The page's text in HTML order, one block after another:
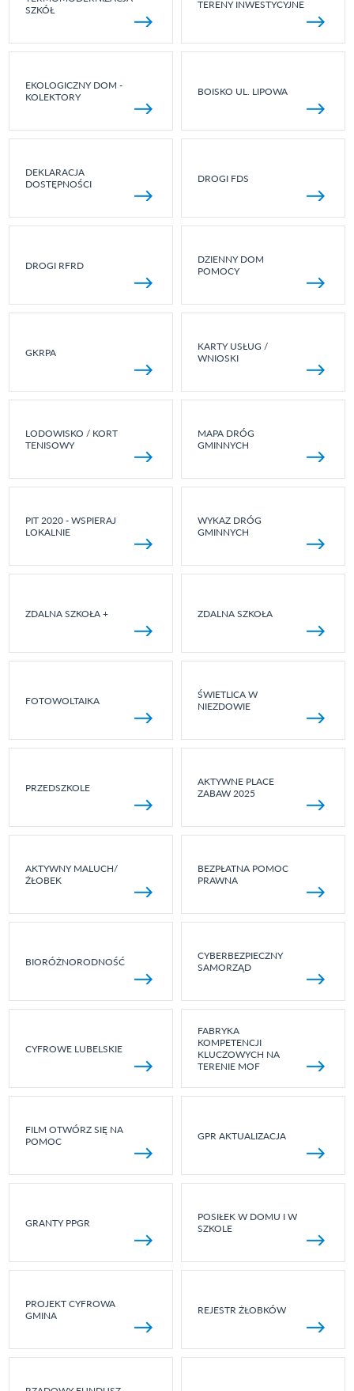
SZKÓŁ
TERENY INWESTYCYJNE
EKOLOGICZNY DOM -
KOLEKTORY
BOISKO UL. LIPOWA
DEKLARACJA
DOSTĘPNOŚCI
DROGI FDS
DROGI RFRD
DZIENNY DOM
POMOCY
GKRPA
KARTY USŁUG /
WNIOSKI
LODOWISKO / KORT
TENISOWY
MAPA DRÓG
GMINNYCH
PIT 2020 - WSPIERAJ
LOKALNIE
WYKAZ DRÓG
GMINNYCH
ZDALNA SZKOŁA + ZDALNA SZKOŁA
FOTOWOLTAIKA
ŚWIETLICA W
NIEZDOWIE
PRZEDSZKOLE
AKTYWNE PLACE
ZABAW 2025
AKTYWNY MALUCH/
ŻŁOBEK
BEZPŁATNA POMOC
PRAWNA
BIORÓŻNORODNOŚĆ
CYBERBEZPIECZNY
SAMORZĄD
CYFROWE LUBELSKIE
FABRYKA
KOMPETENCJI
KLUCZOWYCH NA
TERENIE MOF
FILM OTWÓRZ SIĘ NA
POMOC
GPR AKTUALIZACJA
GRANTY PPGR
POSIŁEK W DOMU I W
SZKOLE
PROJEKT CYFROWA
GMINA
REJESTR ŻŁOBKÓW